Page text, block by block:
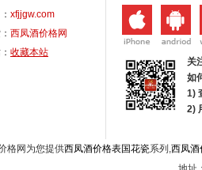
xfjjgw.com
西凤酒价格网
收藏本站
关
如
1)
2)
格网为您提供西凤酒价格表国花瓷系列,西凤酒